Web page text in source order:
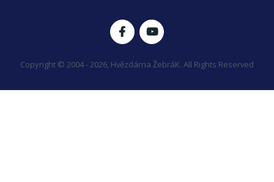
Copyright © 2004 - 2026, Hvězdárna ŽebráK. All Rights Reserved